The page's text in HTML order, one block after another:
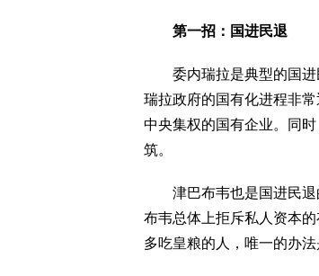
第一招：国进民退
委内瑞拉是典型的国进
瑞拉政府的国有化进程非
中央集权的国有企业。同
筑。
津巴布韦也是国进民退
布韦总体上拒斥私人资本
多吃皇粮的人，唯一的办